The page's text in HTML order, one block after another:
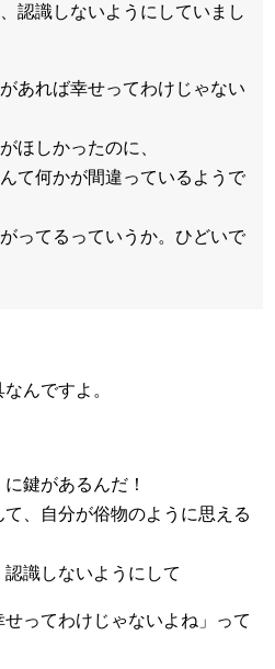
認識しないようにしていまし
あれば幸せってわけじゃない
ほしかったのに、
て何かが間違っているようで
ってるっていうか。ひどいで
んですよ。
鍵があるんだ！
、自分が俗物のように思える
識しないようにして
ってわけじゃないよね」って